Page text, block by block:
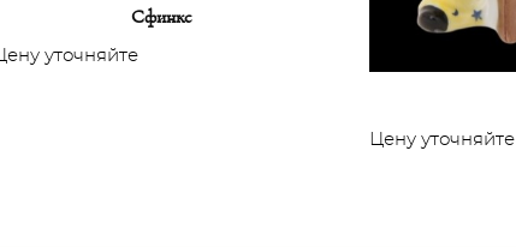
Сфинкс
Цену уточняйте
Цену уточняйте